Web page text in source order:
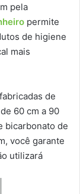
pela
permite
de higiene
mais
de
60 cm a 90
bicarbonato de
você garante
utilizará